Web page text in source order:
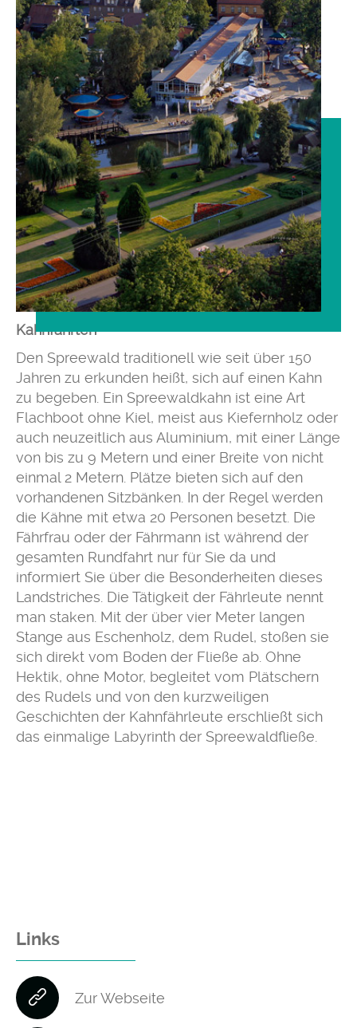
Kahnfahrten
Den Spreewald traditionell wie seit über 150
Jahren zu erkunden heißt, sich auf einen Kahn
zu begeben. Ein Spreewaldkahn ist eine Art
Flachboot ohne Kiel, meist aus Kiefernholz oder
auch neuzeitlich aus Aluminium, mit einer Länge
von bis zu 9 Metern und einer Breite von nicht
einmal 2 Metern. Plätze bieten sich auf den
vorhandenen Sitzbänken. In der Regel werden
die Kähne mit etwa 20 Personen besetzt. Die
Fährfrau oder der Fährmann ist während der
gesamten Rundfahrt nur für Sie da und
informiert Sie über die Besonderheiten dieses
Landstriches. Die Tätigkeit der Fährleute nennt
man staken. Mit der über vier Meter langen
Stange aus Eschenholz, dem Rudel, stoßen sie
sich direkt vom Boden der Fließe ab. Ohne
Hektik, ohne Motor, begleitet vom Plätschern
des Rudels und von den kurzweiligen
Geschichten der Kahnfährleute erschließt sich
das einmalige Labyrinth der Spreewaldfließe.
Links
Zur Webseite